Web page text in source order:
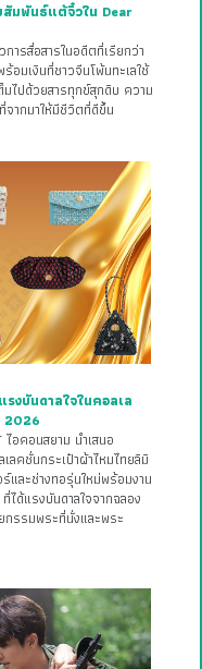
สัมพันธ์แต้จิ๋วใน Dear
ารสื่อสารในอดีตที่เรียกว่า
อมเงินที่ชาวจีนโพ้นทะเลใช้
ไปด้วยสารทุกข์สุกดิบ ความ
ากมาให้มีชีวิตที่ดีขึ้น
งบันดาลใจในคอลเล
2026
ไอคอนสยาม นำเสนอ
ลคชั่นกระเป๋าผ้าไหมไทยลิมิ
และช่างทอรุ่นใหม่พร้อมงาน
ได้แรงบันดาลใจจากฉลอง
กรรมพระที่นั่งและพระ